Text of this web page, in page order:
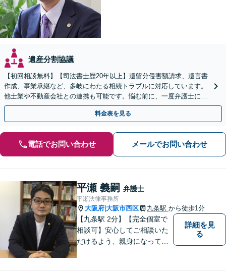
遺産分割協議
【初回相談無料】【司法書士歴20年以上】遺留分侵害額請求、遺言書
作成、事業承継など、多岐にわたる相続トラブルに対応しています。
他士業や不動産会社との連携も可能です。悩む前に、一度弁護士にご
相談ください。【電話相談可】【夜間・休日対応】
料金表を見る
電話でお問い合わせ メールでお問い合わせ
平瀬 義嗣 弁護士
平瀬法律事務所
大阪府 大阪市西区 九条駅 から徒歩1分
【九条駅 2分】【完全個室で
相談可】安心してご相談いた
だけるよう、親身になってお
詳細を見
る